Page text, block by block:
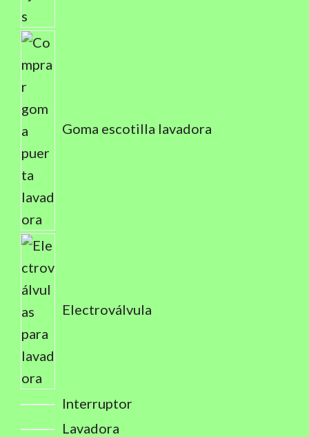
Goma escotilla lavadora
Electroválvula
Interruptor
Lavadora